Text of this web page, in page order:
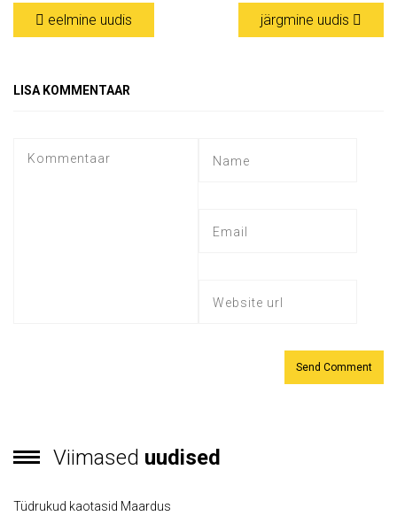
eelmine uudis järgmine uudis
LISA KOMMENTAAR
Viimased uudised
Tüdrukud kaotasid Maardus